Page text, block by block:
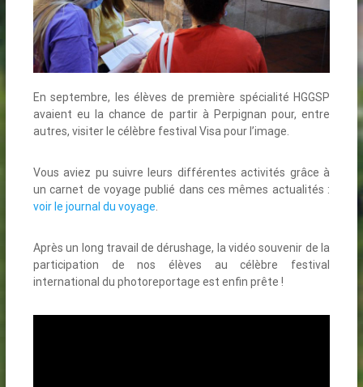
En septembre, les élèves de première spécialité HGGSP
avaient eu la chance de partir à Perpignan pour, entre
autres, visiter le célèbre festival Visa pour l’image.
Vous aviez pu suivre leurs différentes activités grâce à
un carnet de voyage publié dans ces mêmes actualités :
voir le journal du voyage
Après un long travail de dérushage, la vidéo souvenir de la
participation de nos élèves au célèbre festival
international du photoreportage est enfin prête !